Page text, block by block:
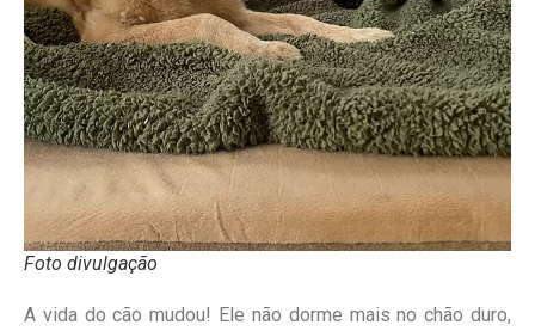
Foto divulgação
A vida do cão mudou! Ele não dorme mais no chão duro,